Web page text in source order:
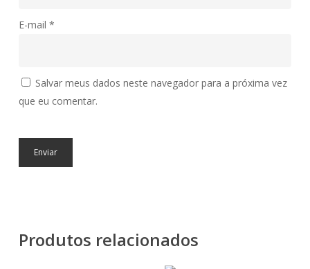
E-mail *
Salvar meus dados neste navegador para a próxima vez
que eu comentar.
Produtos relacionados